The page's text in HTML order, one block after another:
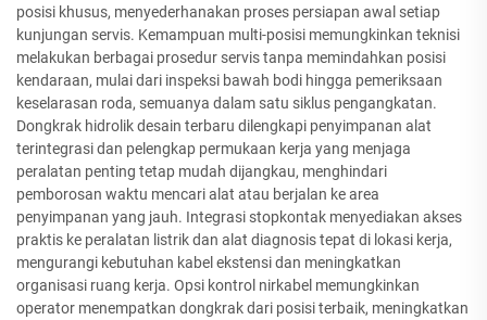
posisi khusus, menyederhanakan proses persiapan awal setiap
kunjungan servis. Kemampuan multi-posisi memungkinkan teknisi
melakukan berbagai prosedur servis tanpa memindahkan posisi
kendaraan, mulai dari inspeksi bawah bodi hingga pemeriksaan
keselarasan roda, semuanya dalam satu siklus pengangkatan.
Dongkrak hidrolik desain terbaru dilengkapi penyimpanan alat
terintegrasi dan pelengkap permukaan kerja yang menjaga
peralatan penting tetap mudah dijangkau, menghindari
pemborosan waktu mencari alat atau berjalan ke area
penyimpanan yang jauh. Integrasi stopkontak menyediakan akses
praktis ke peralatan listrik dan alat diagnosis tepat di lokasi kerja,
mengurangi kebutuhan kabel ekstensi dan meningkatkan
organisasi ruang kerja. Opsi kontrol nirkabel memungkinkan
operator menempatkan dongkrak dari posisi terbaik, meningkatkan